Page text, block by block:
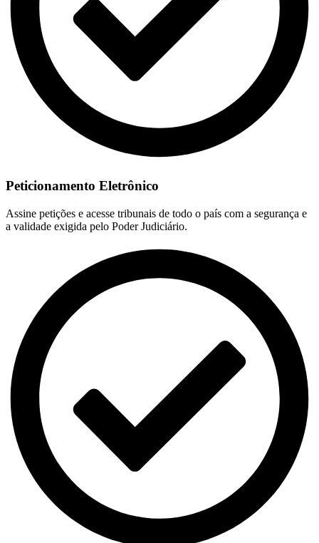
Peticionamento Eletrônico
Assine petições e acesse tribunais de todo o país com a segurança e
a validade exigida pelo Poder Judiciário.